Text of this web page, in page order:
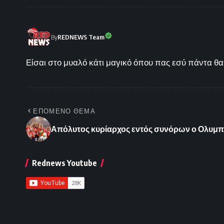
ByREDNEWS Team
Είσαι στο μυαλό κάτι μαγικό όπου πας εσύ πάντα
ΕΠΟΜΕΝΟ ΘΕΜΑ
Απόλυτος κυρίαρχος εντός συνόρων ο
Rednews Youtube